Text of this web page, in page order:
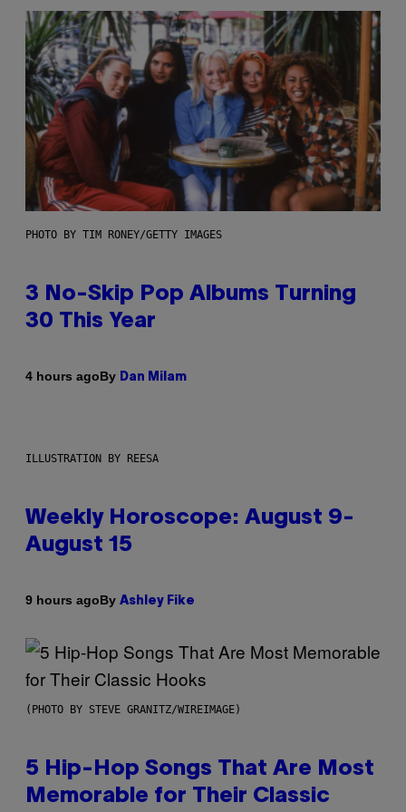
PHOTO BY TIM RONEY/GETTY IMAGES
3 No-Skip Pop Albums Turning
30 This Year
4 hours agoBy Dan Milam
ILLUSTRATION BY REESA
Weekly Horoscope: August 9-
August 15
9 hours agoBy Ashley Fike
(PHOTO BY STEVE GRANITZ/WIREIMAGE)
5 Hip-Hop Songs That Are Most
Memorable for Their Classic